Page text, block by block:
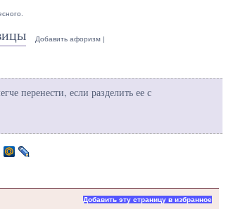
Добавить афоризм |
перенести, если разделить ее с
Добавить эту страницу в избранное